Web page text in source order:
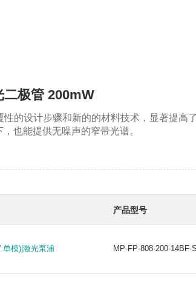
极管 200mW
的设计步骤和新的的材料技术，显著提
也能提供无噪声的窄带光谱。
产品型号
单模)|激光泵浦 MP-FP-808-200-14BF-
单模)|激光泵浦 MP-FP-808-200-14BF-